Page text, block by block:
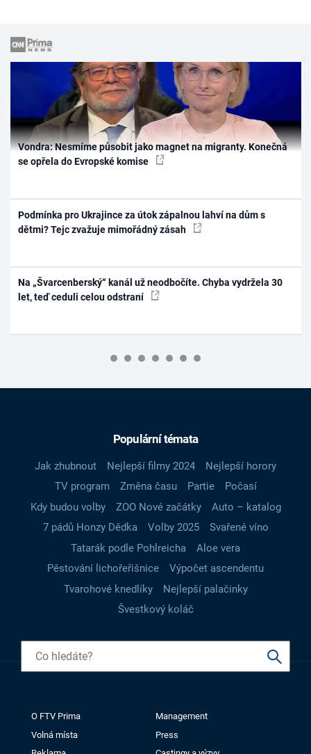
Vondra: Nesmíme působit jako magnet na migranty. Konečná
se opřela do Evropské komise
Podmínka pro Ukrajince za útok zápalnou lahví na dům s
dětmi? Tejc zvažuje mimořádný zásah
Na „Švarcenberský“ kanál už neodbočíte. Chyba vydržela 30
let, teď ceduli celou odstraní
Populární témata
Jak zhubnout Nejlepší filmy 2024
Nejlepší horory
TV program
Změna času Partie
Počasí
Kdy budou volby
ZOO Nové začátky
Auto – katalog
7 pádů Honzy Dědka
Volby 2025
Svařené víno
Tatarák podle Pohlreicha
Aloe vera
Pěstování lichořeřišnice
Výpočet ascendentu
Tvarohové knedlíky
Nejlepší palačinky
Švestkový koláč
O FTV Prima
Management
Volná místa
Press